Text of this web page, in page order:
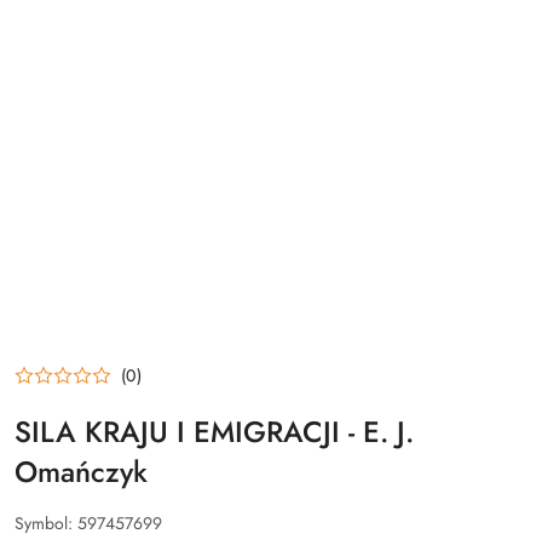
(0)
SILA KRAJU I EMIGRACJI - E. J.
Omańczyk
Symbol: 597457699